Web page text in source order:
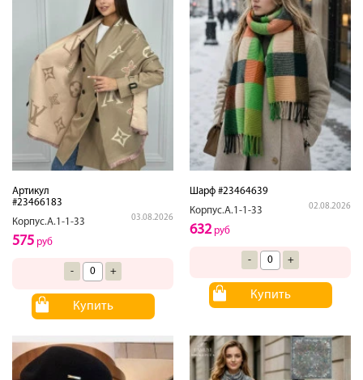
Артикул
#23466183
Корпус.А.1-1-33
03.08.2026
575 руб
- +
Купить
Шарф #23464639
Корпус.А.1-1-33
02.08.2026
632руб
- +
Купить